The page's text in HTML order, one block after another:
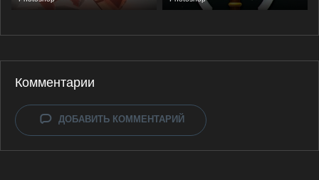
Комментарии
ДОБАВИТЬ КОММЕНТАРИЙ